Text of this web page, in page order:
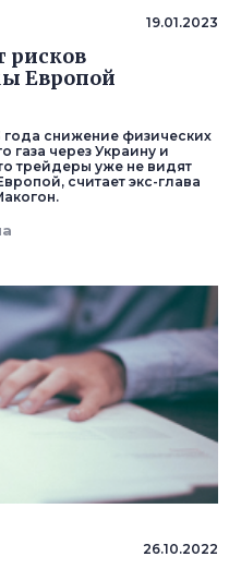
19.01.2023
рисков
Европой
снижение физических
газа через Украину и
трейдеры уже не видят
считает экс-глава
26.10.2022